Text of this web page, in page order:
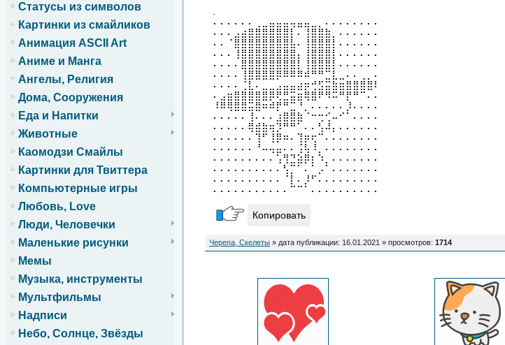
Статусы из символов
Картинки из смайликов
Анимация ASCII Art
Аниме и Манга
Ангелы, Религия
Дома, Сооружения
Еда и Напитки
Животные
Каомодзи Смайлы
Картинки для Твиттера
Компьютерные игры
Любовь, Love
Люди, Человечки
Маленькие рисунки
Мемы
Музыка, инструменты
Мультфильмы
Надписи
Небо, Солнце, Звёзды
.
⠄⠄⠄⠄⠄⠄⢀⣀⣤⣤⣤⢤⣤⣤⣀⡀⠄⠄⠄⠄⠄⠄⠄⠄
⠄⠄⠄⣠⣴⣿⣿⣿⣿⣿⣿⡇⠄⢸⣿⣿⣷⡀⠄⠄⠄⠄⠄⠄
⠄⠄⠈⣿⣿⣿⣿⣿⣿⣿⣿⣧⠄⢸⣿⣿⣿⡇⠄⠄⠄⠄⠄⠄
⠄⠄⠄⢸⣿⣿⣿⣿⣿⣿⣿⣿⡄⢸⣿⣿⣿⡇⠄⠄⠄⠄⠄⠄
⠄⠄⠄⠄⣿⣿⣿⣿⣿⣿⣿⣿⡇⢸⣿⣿⣿⡇⠄⠄⠄⠄⠄⠄
⠄⠄⠄⠄⢸⣿⣿⣿⣿⡿⠿⠿⠿⠾⠛⠛⣉⣇⣀⠄⠄⢀⡀⠄
⠄⠄⠄⠄⢈⣇⠄⣀⣀⣠⣤⣤⣴⡶⢚⣫⣭⣷⣶⣿⣿⣿⣿⠇
⠄⣠⣶⣿⣿⣿⣿⣿⡿⢟⣛⣭⣶⢿⣿⠟⠻⠭⠛⡟⠛⠉⠄⠄
⠸⠿⢿⣿⣿⣭⣿⠶⠾⡟⠛⣉⠘⡀⠄⠄⠄⠄⠄⡸⠄⠄⠄⠄
⠄⠄⠄⠄⠄⢸⠄⠄⠄⣰⣿⣿⣷⠈⠒⢒⢊⠤⠊⠁⠄⠄⠄⠄
⠄⠄⠄⠄⠄⢿⣾⣷⢶⡹⠛⠛⠁⠄⠄⢣⠼⡄⠄⠄⠄⠄⠄⠄
⠄⠄⠄⠄⠄⠄⢹⠋⢸⡿⠶⠄⢹⡶⢖⠉⠄⠄⠄⠄⠄⠄⠄⠄
⠄⠄⠄⠄⠄⠄⠘⠤⢤⣤⠄⠄⢨⢧⠸⡀⠄⠄⠄⠄⠄⠄⠄⠄
⠄⠄⠄⠄⠄⠄⠄⠄⠄⢡⢻⣙⣵⡿⡆⠱⡀⠄⠄⠄⠄⠄⠄⠄
⠄⠄⠄⠄⠄⠄⠄⠄⠄⠄⢣⡉⠁⠄⠁⡠⠁⠄⠄⠄⠄⠄⠄⠄
⠄⠄⠄⠄⠄⠄⠄⠄⠄⠄⠈⡇⠄⡸⠋⠄⠄⠄⠄⠄⠄⠄⠄⠄
⠄⠄⠄⠄⠄⠄⠄⠄⠄⠄⠄⠉⠉⠁⠄⠄⠄⠄⠄⠄⠄⠄⠄⠄
Копировать
Черепа, Скелеты » дата публикации: 16.01.2021 » просмотров: 1714